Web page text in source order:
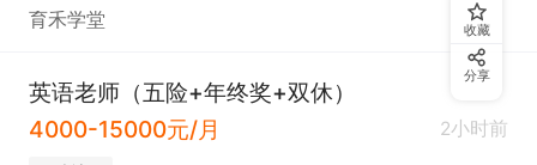
育禾学堂
英语老师（五险+年终奖+双休）
4000-15000元/月
2小时前
收藏
分享